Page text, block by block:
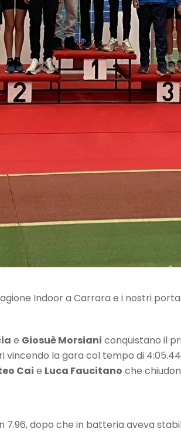
Indoor a Carrara e i nostri
e Giosuè Morsiani conquistano il
la gara col tempo di
Cai e Luca Faucitano che
7.96, dopo che in batteria aveva